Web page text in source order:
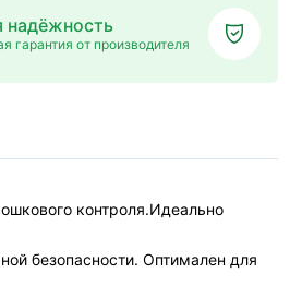
надёжность
гарантия от производителя
контроля.Идеально
безопасности. Оптимален для